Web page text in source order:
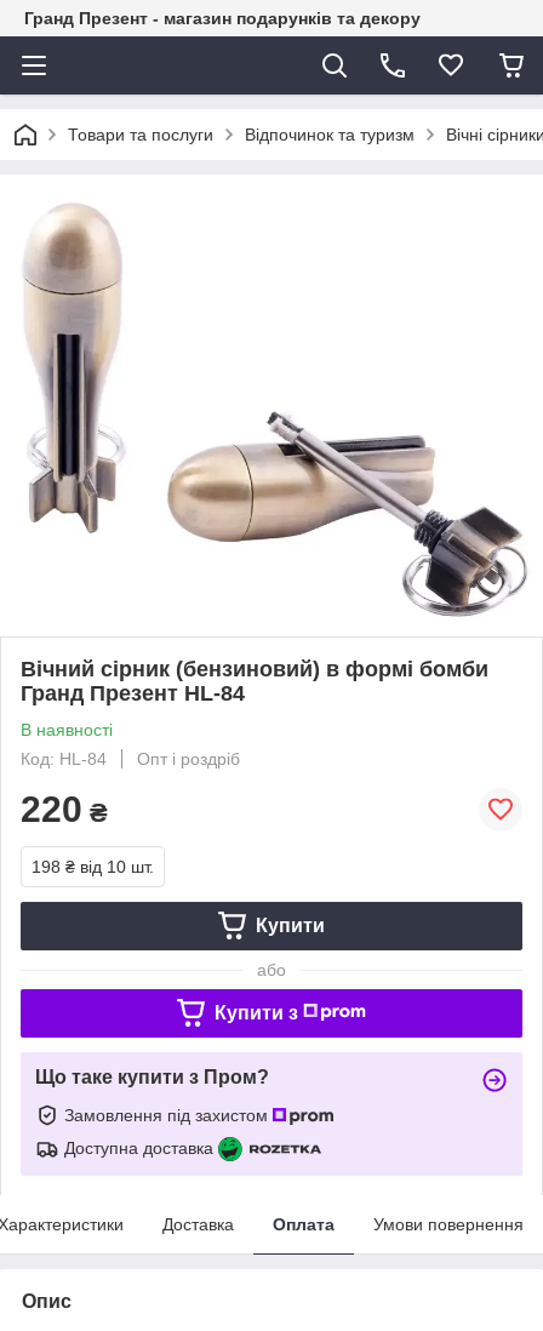
Гранд Презент - магазин подарунків та декору
Товари та послуги Відпочинок та туризм Вічні
Вічний сірник (бензиновий) в формі бомби
Гранд Презент HL-84
В наявності
Код: HL-84
Опт і роздріб
220 ₴
198 ₴ від 10 шт.
Купити
або
Купити з
Що таке купити з Пром?
Замовлення під захистом
Доступна доставка
Доставка Оплата Умови повернення
Опис